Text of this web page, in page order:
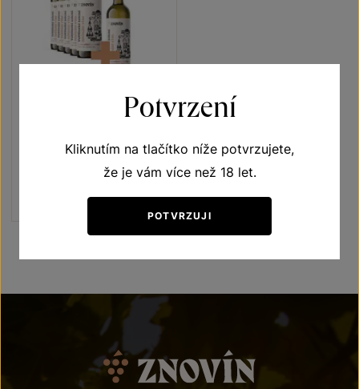
Vína s příběhem Jubilejní vína
výběr z hroznů 2021
1140 Kč
Potvrzení
Kliknutím na tlačítko níže potvrzujete,
že je vám více než 18 let.
POTVRZUJI